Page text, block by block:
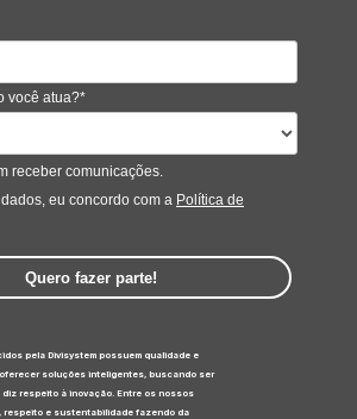
você atua?*
receber comunicações.
eu concordo com a Política de
Quero fazer parte!
pela Divisystem possuem qualidade e
oferecer soluções inteligentes, buscando ser
respeito à inovação. Entre os nossos
e sustentabilidade fazendo da